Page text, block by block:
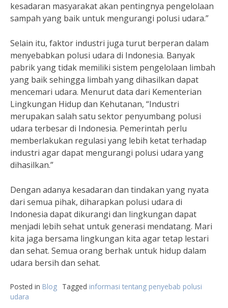
kesadaran masyarakat akan pentingnya pengelolaan
sampah yang baik untuk mengurangi polusi udara.”
Selain itu, faktor industri juga turut berperan dalam
menyebabkan polusi udara di Indonesia. Banyak
pabrik yang tidak memiliki sistem pengelolaan limbah
yang baik sehingga limbah yang dihasilkan dapat
mencemari udara. Menurut data dari Kementerian
Lingkungan Hidup dan Kehutanan, “Industri
merupakan salah satu sektor penyumbang polusi
udara terbesar di Indonesia. Pemerintah perlu
memberlakukan regulasi yang lebih ketat terhadap
industri agar dapat mengurangi polusi udara yang
dihasilkan.”
Dengan adanya kesadaran dan tindakan yang nyata
dari semua pihak, diharapkan polusi udara di
Indonesia dapat dikurangi dan lingkungan dapat
menjadi lebih sehat untuk generasi mendatang. Mari
kita jaga bersama lingkungan kita agar tetap lestari
dan sehat. Semua orang berhak untuk hidup dalam
udara bersih dan sehat.
Posted in Blog Tagged informasi tentang penyebab polusi
udara